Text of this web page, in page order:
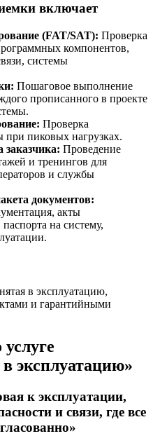
включает
(FAT/SAT): Проверка
компонентов,
системы
Пошаговое выполнение
прописанного в проекте
Проверка
при пиковых нагрузках.
заказчика: Проведение
и тренингов для
и службы
документов:
акты
на систему,
в эксплуатацию,
и гарантийными
эксплуатацию»
к эксплуатации,
и связи, где все